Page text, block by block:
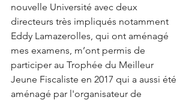
nouvelle Université avec deux
directeurs très impliqués notamment
Eddy Lamazerolles, qui ont aménagé
mes examens, m’ont permis de
participer au Trophée du Meilleur
Jeune Fiscaliste en 2017 qui a aussi été
aménagé par l'organisateur de